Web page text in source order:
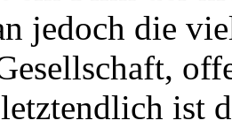
jedoch die
ist